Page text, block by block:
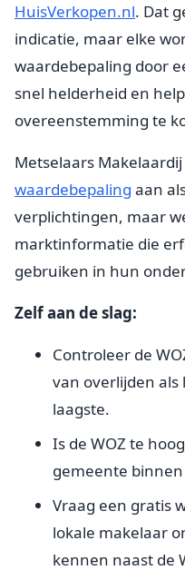
HuisVerkopen.nl. Dat
indicatie, maar elke
waardebepaling door
snel helderheid en
overeenstemming te
Metselaars
waardebepaling aan
verplichtingen, maar
marktinformatie die
gebruiken in hun
Zelf aan de slag:
Controleer de
van overlijden als
laagste.
Is de WOZ te
gemeente
Vraag een gratis
lokale makelaar
kennen naast de